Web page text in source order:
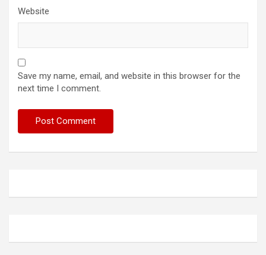
Website
Save my name, email, and website in this browser for the
next time I comment.